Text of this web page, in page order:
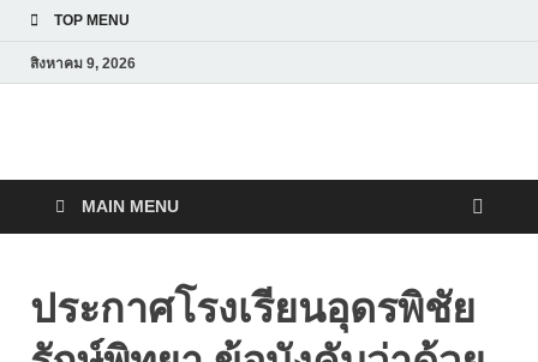
TOP MENU
สิงหาคม 9, 2026
โรงเรียนอุดพิชัยรักษ์พิทยา
Udonpichairakpittaya
School
MAIN MENU
ประกาศโรงเรียนอุดรพิชัย